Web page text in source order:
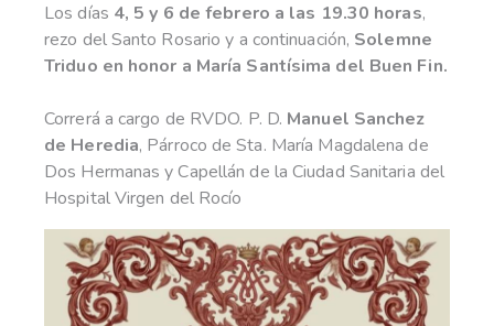
Los días 4, 5 y 6 de febrero a las 19.30 horas,
rezo del Santo Rosario y a continuación, Solemne
Triduo en honor a María Santísima del Buen Fin.
Correrá a cargo de RVDO. P. D. Manuel Sanchez
de Heredia, Párroco de Sta. María Magdalena de
Dos Hermanas y Capellán de la Ciudad Sanitaria del
Hospital Virgen del Rocío